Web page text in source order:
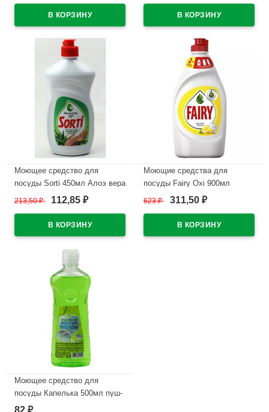
Моющее средство для
посуды Sorti 450мл Алоэ вера
213,50₽ 112,85 ₽
Моющие средства для
посуды Fairy Oxi 900мл
сочный лимон
623₽ 311,50 ₽
Моющее средство для
посуды Капелька 500мл пуш-
пул Флор (Ст.15)
₽